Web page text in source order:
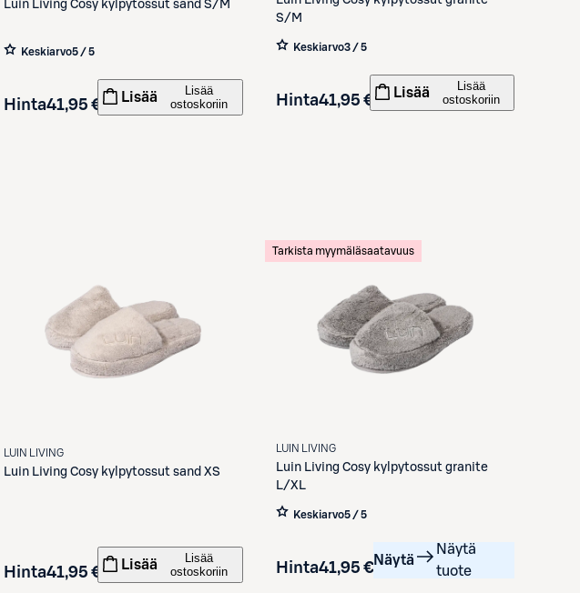
Luin Living Cosy kylpytossut sand S/M
Keskiarvo5 / 5
Hinta41,95 € Lisää
Lisää
ostoskoriin
S/M
Keskiarvo3 / 5
Hinta41,95 € Lisää
Lisää
ostoskoriin
LUIN LIVING
Luin Living Cosy kylpytossut sand XS
Hinta41,95 € Lisää
Lisää
ostoskoriin
Tarkista myymäläsaatavuus
LUIN LIVING
Luin Living Cosy kylpytossut granite
L/XL
Keskiarvo5 / 5
Hinta41,95 €Näytä
Näytä
tuote